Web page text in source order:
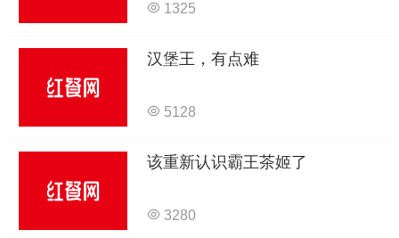
1325
汉堡王，有点难
5128
该重新认识霸王茶姬了
3280